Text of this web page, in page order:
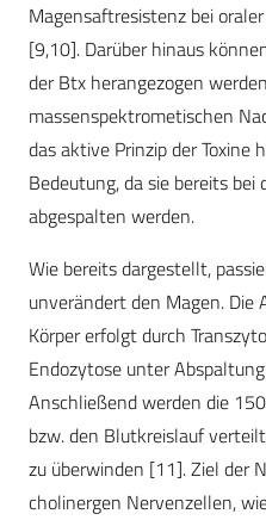
Magensaftresistenz bei
[9,10]. Darüber hinaus
der Btx herangezogen
massenspektrometischen
das aktive Prinzip der Toxine
Bedeutung, da sie bereits
abgespalten werden.
Wie bereits dargestellt,
unverändert den Magen. Die
Körper erfolgt durch
Endozytose unter
Anschließend werden die
bzw. den Blutkreislauf
zu überwinden [11]. Ziel der
cholinergen Nervenzellen,